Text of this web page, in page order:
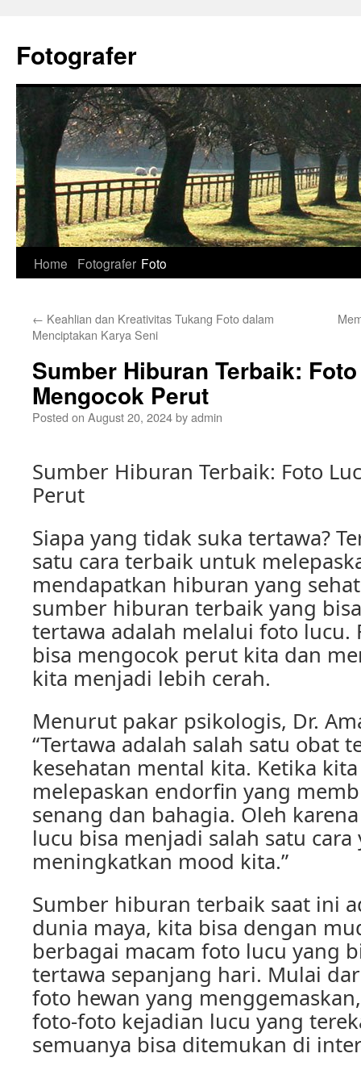
content
Fotografer
Home Fotografer Foto
← Keahlian dan Kreativitas Tukang Foto dalam
Menciptakan Karya Seni
Sumber Hiburan Terbaik:
Mengocok Perut
Posted on August 20, 2024byadmin
Sumber Hiburan Terbaik: Foto
Perut
Siapa yang tidak suka tertawa?
satu cara terbaik untuk
mendapatkan hiburan yang
sumber hiburan terbaik yang
tertawa adalah melalui foto lucu.
bisa mengocok perut kita dan
kita menjadi lebih cerah.
Menurut pakar psikologis, Dr.
“Tertawa adalah salah satu obat
kesehatan mental kita. Ketika
melepaskan endorfin yang
senang dan bahagia. Oleh
lucu bisa menjadi salah satu
meningkatkan mood kita.”
Sumber hiburan terbaik saat ini
dunia maya, kita bisa dengan
berbagai macam foto lucu yang
tertawa sepanjang hari. Mulai
foto hewan yang
foto-foto kejadian lucu yang
semuanya bisa ditemukan di